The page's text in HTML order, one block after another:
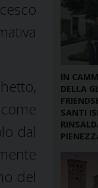
dal
del
IN
DELLA
SANTI